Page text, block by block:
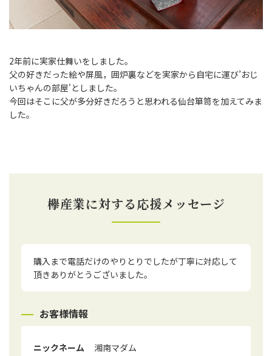
2年前に実家仕舞いをしました。
父の好きだった絵や屏風，囲炉裏などを実家から自宅に運び’おじ
いちゃんの部屋'としました。
今回はそこに父が多分好きだろうと思われる仙台箪笥を加えてみま
した。
欅産業に対する応援メッセージ
購入まで電話だけのやりとりでしたが丁寧に対応して
頂きありがとうございました。
お客様情報
ニックネーム
湘南マダム